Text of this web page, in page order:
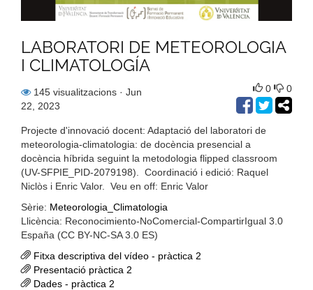
LABORATORI DE METEOROLOGIA
I CLIMATOLOGÍA
145 visualitzacions · Jun
22, 2023
0 0
Projecte d'innovació docent: Adaptació del laboratori de
meteorologia-climatologia: de docència presencial a
docència híbrida seguint la metodologia flipped classroom
(UV-SFPIE_PID-2079198). Coordinació i edició: Raquel
Niclòs i Enric Valor. Veu en off: Enric Valor
Sèrie: Meteorologia_Climatologia
Llicència: Reconocimiento-NoComercial-CompartirIgual 3.0
España (CC BY-NC-SA 3.0 ES)
Fitxa descriptiva del vídeo - pràctica 2
Presentació pràctica 2
Dades - pràctica 2